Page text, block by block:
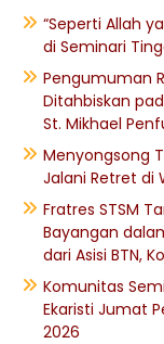
“Seperti Allah
di Seminari
Pengumuman
Ditahbiskan
St. Mikhael
Menyongsong
Jalani Retret di
Fratres STSM
Bayangan
dari Asisi BTN,
Komunitas
Ekaristi Jumat
2026